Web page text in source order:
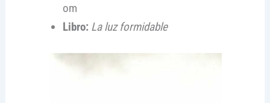
om
Libro: La luz formidable